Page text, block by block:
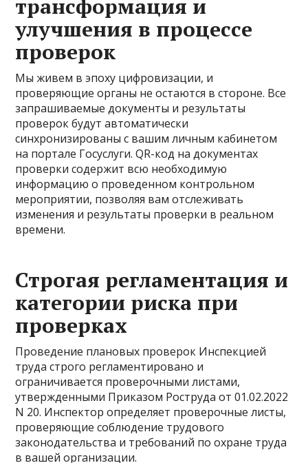
трансформация и
улучшения в процессе
проверок
Мы живем в эпоху цифровизации, и
проверяющие органы не остаются в стороне. Все
запрашиваемые документы и результаты
проверок будут автоматически
синхронизированы с вашим личным кабинетом
на портале Госуслуги. QR-код на документах
проверки содержит всю необходимую
информацию о проведенном контрольном
мероприятии, позволяя вам отслеживать
изменения и результаты проверки в реальном
времени.
Строгая регламентация и
категории риска при
проверках
Проведение плановых проверок Инспекцией
труда строго регламентировано и
ограничивается проверочными листами,
утвержденными Приказом Роструда от 01.02.2022
N 20. Инспектор определяет проверочные листы,
проверяющие соблюдение трудового
законодательства и требований по охране труда
в вашей организации.